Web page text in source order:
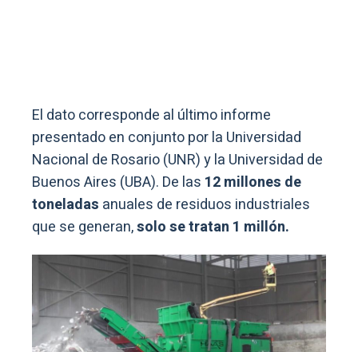
El dato corresponde al último informe
presentado en conjunto por la Universidad
Nacional de Rosario (UNR) y la Universidad de
Buenos Aires (UBA). De las 12 millones de
toneladas anuales de residuos industriales
que se generan,solo se tratan 1 millón.